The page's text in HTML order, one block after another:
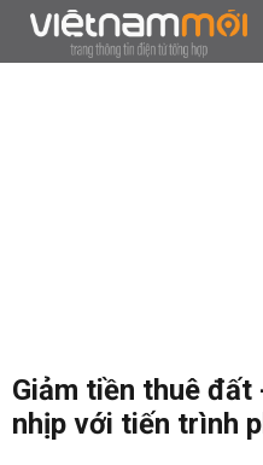
Giảm tiền thuê đất
nhịp với tiến trình